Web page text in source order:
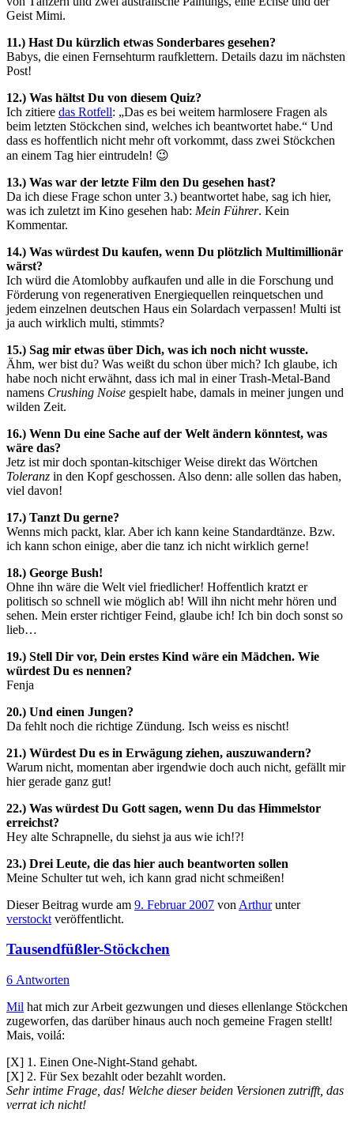
Geist Mimi.
11.) Hast Du kürzlich etwas Sonderbares gesehen?
Babys, die einen Fernsehturm raufklettern. Details dazu im nächsten
Post!
12.) Was hältst Du von diesem Quiz?
Ich zitiere das Rotfell: „Das es bei weitem harmlosere Fragen als
beim letzten Stöckchen sind, welches ich beantwortet habe.“ Und
dass es hoffentlich nicht mehr oft vorkommt, dass zwei Stöckchen
an einem Tag hier eintrudeln! 😉
13.) Was war der letzte Film den Du gesehen hast?
Da ich diese Frage schon unter 3.) beantwortet habe, sag ich hier,
was ich zuletzt im Kino gesehen hab: Mein Führer. Kein
Kommentar.
14.) Was würdest Du kaufen, wenn Du plötzlich Multimillionär
wärst?
Ich würd die Atomlobby aufkaufen und alle in die Forschung und
Förderung von regenerativen Energiequellen reinquetschen und
jedem einzelnen deutschen Haus ein Solardach verpassen! Multi ist
ja auch wirklich multi, stimmts?
15.) Sag mir etwas über Dich, was ich noch nicht wusste.
Ähm, wer bist du? Was weißt du schon über mich? Ich glaube, ich
habe noch nicht erwähnt, dass ich mal in einer Trash-Metal-Band
namens Crushing Noise gespielt habe, damals in meiner jungen und
wilden Zeit.
16.) Wenn Du eine Sache auf der Welt ändern könntest, was
wäre das?
Jetz ist mir doch spontan-kitschiger Weise direkt das Wörtchen
Toleranz in den Kopf geschossen. Also denn: alle sollen das haben,
viel davon!
17.) Tanzt Du gerne?
Wenns mich packt, klar. Aber ich kann keine Standardtänze. Bzw.
ich kann schon einige, aber die tanz ich nicht wirklich gerne!
18.) George Bush!
Ohne ihn wäre die Welt viel friedlicher! Hoffentlich kratzt er
politisch so schnell wie möglich ab! Will ihn nicht mehr hören und
sehen. Mein erster richtiger Feind, glaube ich! Ich bin doch sonst so
lieb…
19.) Stell Dir vor, Dein erstes Kind wäre ein Mädchen. Wie
würdest Du es nennen?
Fenja
20.) Und einen Jungen?
Da fehlt noch die richtige Zündung. Isch weiss es nischt!
21.) Würdest Du es in Erwägung ziehen, auszuwandern?
Warum nicht, momentan aber irgendwie doch auch nicht, gefällt mir
hier gerade ganz gut!
22.) Was würdest Du Gott sagen, wenn Du das Himmelstor
erreichst?
Hey alte Schrapnelle, du siehst ja aus wie ich!?!
23.) Drei Leute, die das hier auch beantworten sollen
Meine Schulter tut weh, ich kann grad nicht schmeißen!
Dieser Beitrag wurde am 9. Februar 2007 von Arthurunter
verstockt veröffentlicht.
Tausendfüßler-Stöckchen
6 Antworten
Mil hat mich zur Arbeit gezwungen und dieses ellenlange Stöckchen
zugeworfen, das darüber hinaus auch noch gemeine Fragen stellt!
Mais, voilá:
[X] 1. Einen One-Night-Stand gehabt.
[X] 2. Für Sex bezahlt oder bezahlt worden.
Sehr intime Frage, das! Welche dieser beiden Versionen zutrifft, das
verrat ich nicht!